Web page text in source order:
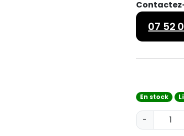
07 52
En stock
-
q
u